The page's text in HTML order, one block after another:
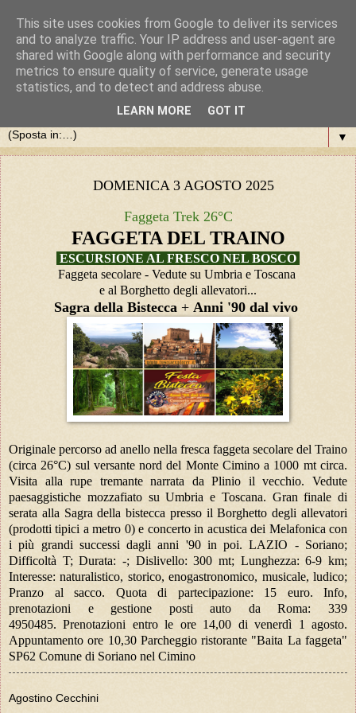
▼
DOMENICA 3 AGOSTO 2025
Faggeta Trek 26°C
FAGGETA DEL TRAINO
ESCURSIONE AL FRESCO NEL BOSCO
Faggeta secolare - Vedute su Umbria e Toscana
e al Borghetto degli allevatori...
Sagra della Bistecca + Anni '90 dal vivo
Originale percorso ad anello nella fresca faggeta secolare del Traino
(circa 26°C) sul versante nord del Monte Cimino a 1000 mt circa.
Visita alla rupe tremante narrata da Plinio il vecchio. Vedute
paesaggistiche mozzafiato su Umbria e Toscana. Gran finale di
serata alla Sagra della bistecca presso il Borghetto degli allevatori
(prodotti tipici a metro 0) e concerto in acustica dei Melafonica con
i più grandi successi dagli anni '90 in poi. LAZIO - Soriano;
Difficoltà T; Durata: -; Dislivello: 300 mt; Lunghezza: 6-9 km;
Interesse: naturalistico, storico, enogastronomico, musicale, ludico;
Pranzo al sacco. Quota di partecipazione: 15 euro. Info,
prenotazioni e gestione posti auto da Roma: 339
4950485.Prenotazioni entro le ore 14,00 di venerdì 1 agosto.
Appuntamento ore 10,30 Parcheggio ristorante "Baita La faggeta"
SP62 Comune di Soriano nel Cimino
Agostino Cecchini
This site uses cookies from Google to deliver its services
and to analyze traffic. Your IP address and user-agent are
shared with Google along with performance and security
metrics to ensure quality of service, generate usage
statistics, and to detect and address abuse.
LEARN MORE GOT IT